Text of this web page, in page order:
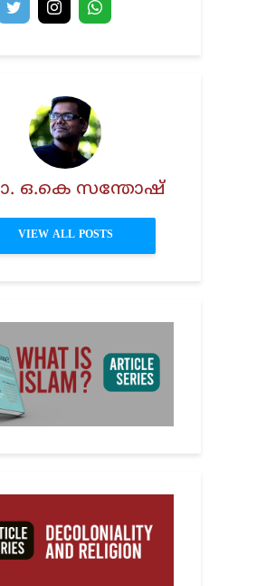
ഒ.കെ സന്തോഷ്
VIEW ALL POSTS